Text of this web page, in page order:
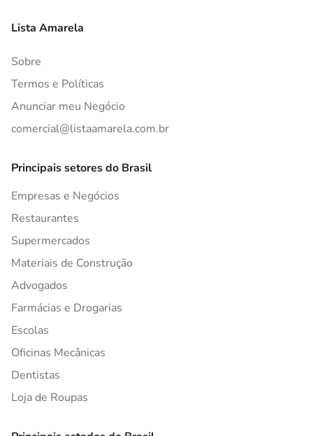
Lista Amarela
Sobre
Termos e Políticas
Anunciar meu Negócio
comercial@listaamarela.com.br
Principais setores do Brasil
Empresas e Negócios
Restaurantes
Supermercados
Materiais de Construção
Advogados
Farmácias e Drogarias
Escolas
Oficinas Mecânicas
Dentistas
Loja de Roupas